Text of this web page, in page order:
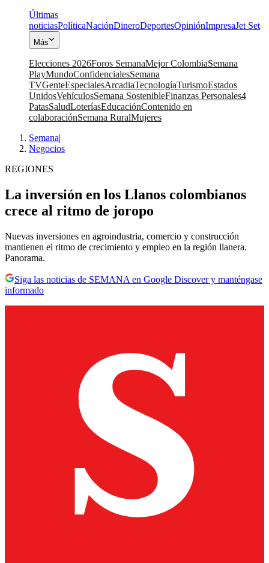
Últimas
noticiasPolíticaNaciónDineroDeportesOpiniónImpresaJet Set
Más
Elecciones 2026Foros SemanaMejor ColombiaSemana
PlayMundoConfidencialesSemana
TVGenteEspecialesArcadiaTecnologíaTurismoEstados
UnidosVehículosSemana SostenibleFinanzas Personales4
PatasSaludLoteríasEducaciónContenido en
colaboraciónSemana RuralMujeres
Semana|
Negocios
REGIONES
La inversión en los Llanos colombianos
crece al ritmo de joropo
Nuevas inversiones en agroindustria, comercio y construcción
mantienen el ritmo de crecimiento y empleo en la región llanera.
Panorama.
Siga las noticias de SEMANA en Google Discover y manténgase
informado